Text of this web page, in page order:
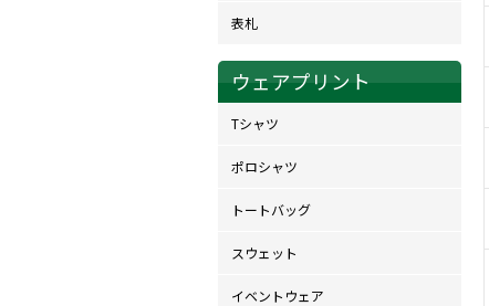
表札
ウェアプリント
Tシャツ
ポロシャツ
トートバッグ
スウェット
イベントウェア